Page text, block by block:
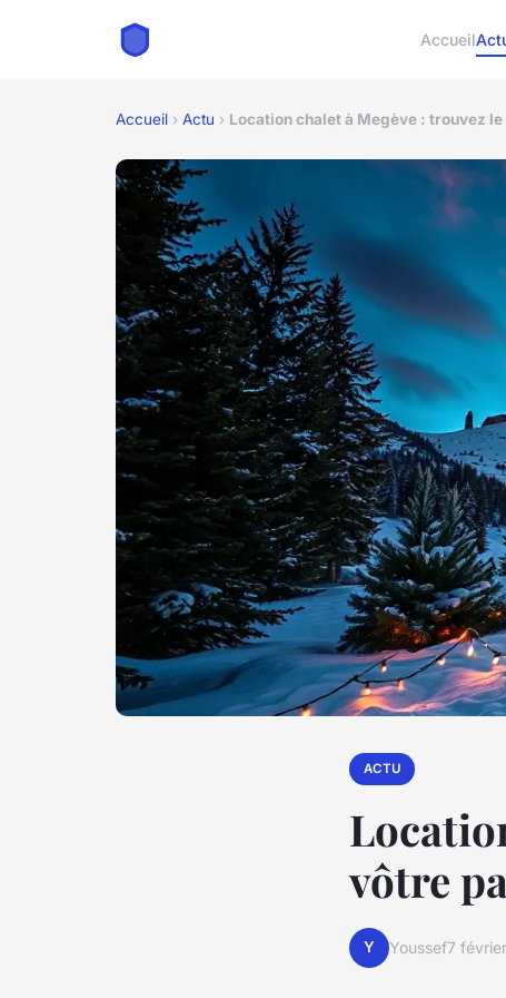
Accueil
Accueil › Actu › Location chalet à Megève : trouvez
ACTU
vôtre
Y Youssef7